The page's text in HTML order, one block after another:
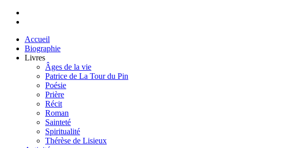
Accueil
Biographie
Livres
Âges de la vie
Patrice de La Tour du Pin
Poésie
Prière
Récit
Roman
Sainteté
Spiritualité
Thérèse de Lisieux